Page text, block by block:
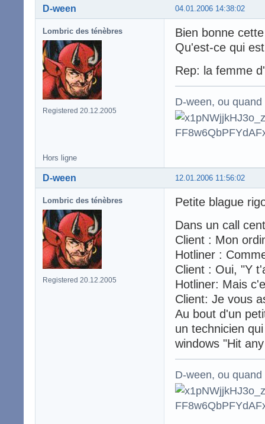
04.01.2006 14:38:02
D-ween
Lombric des ténèbres
Registered 20.12.2005
Bien bonne
Qu'est-ce qui
Rep: la femme
D-ween, ou
Hors ligne
12.01.2006 11:56:02
D-ween
Lombric des ténèbres
Registered 20.12.2005
Petite blague
Dans un call
Client : Mon
Hotliner :
Client : Oui, "Y
Hotliner: Mais
Client: Je vous
Au bout d'un
un technicien
windows "Hit
D-ween, ou